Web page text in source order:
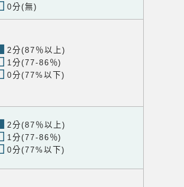
0分(無)
2分(87％以上)
1分(77-86％)
0分(77%以下)
2分(87％以上)
1分(77-86％)
0分(77%以下)